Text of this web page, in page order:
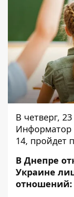
В четверг,
Информатор
14, пройдет
В Днепре
Украине
отношений: